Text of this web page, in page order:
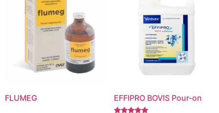
FLUMEG EFFIPRO BOVIS Pour-on